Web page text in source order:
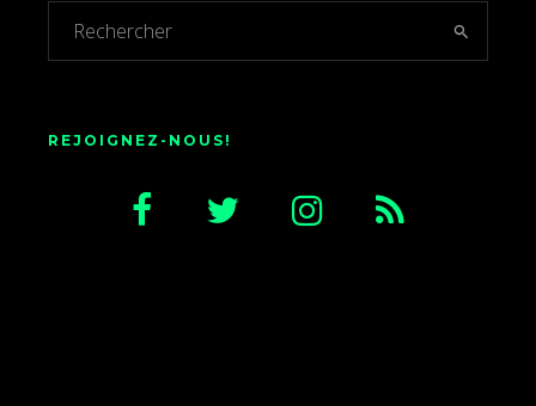
REJOIGNEZ-NOUS!